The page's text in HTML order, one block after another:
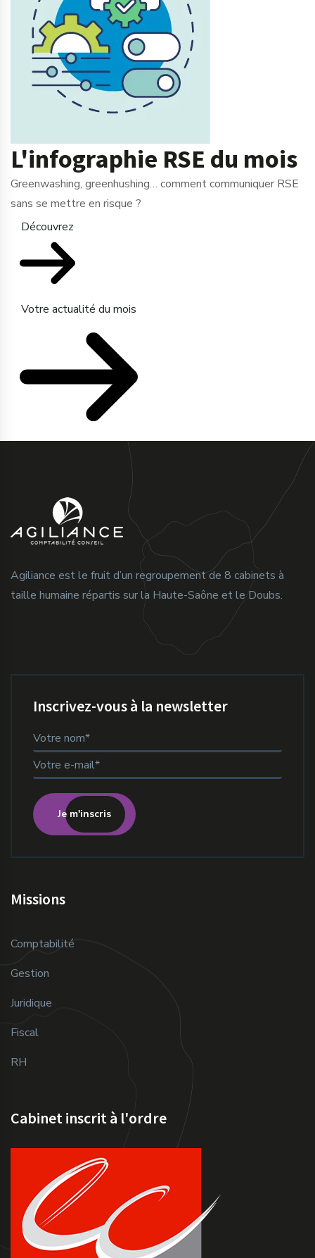
L'infographie RSE du mois
Greenwashing, greenhushing… comment communiquer RSE
sans se mettre en risque ?
Découvrez
Votre actualité du mois
Agiliance est le fruit d’un regroupement de 8 cabinets à
taille humaine répartis sur la Haute-Saône et le Doubs.
Inscrivez-vous à la newsletter
Je m'inscris
Missions
Comptabilité
Gestion
Juridique
Fiscal
RH
Cabinet inscrit à l'ordre